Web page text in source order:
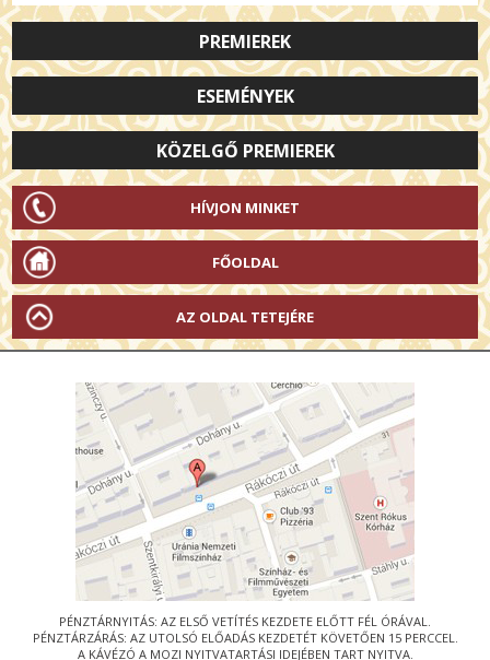
PREMIEREK
ESEMÉNYEK
KÖZELGŐ PREMIEREK
HÍVJON MINKET
FŐOLDAL
AZ OLDAL TETEJÉRE
PÉNZTÁRNYITÁS: AZ ELSŐ VETÍTÉS KEZDETE ELŐTT FÉL ÓRÁVAL.
PÉNZTÁRZÁRÁS: AZ UTOLSÓ ELŐADÁS KEZDETÉT KÖVETŐEN 15 PERCCEL.
A KÁVÉZÓ A MOZI NYITVATARTÁSI IDEJÉBEN TART NYITVA.